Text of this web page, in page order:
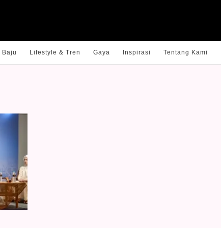
Baju Lifestyle & Tren Gaya Inspirasi Tentang Kami